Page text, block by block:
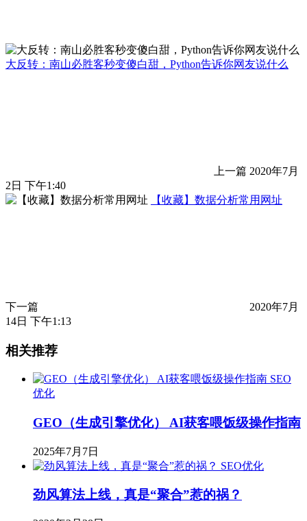
大反转：南山必胜客秒变傻白甜，Python告诉你网友说什么
上一篇 2020年7月
2日 下午1:40
【收藏】数据分析常用网址
下一篇
2020年7月
14日 下午1:13
相关推荐
SEO
优化
GEO（生成引擎优化） AI获客喂饭级操作指南
2025年7月7日
SEO优化
劲风算法上线，真是“聚合”惹的祸？